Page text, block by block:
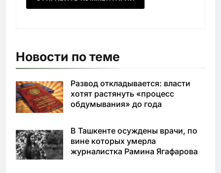
Новости по теме
Развод откладывается: власти
хотят растянуть «процесс
обдумывания» до года
В Ташкенте осуждены врачи, по
вине которых умерла
журналистка Рамина Ягафарова